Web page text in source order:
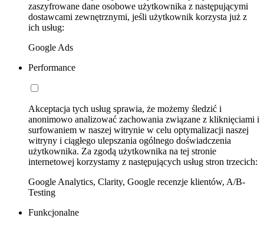
zaszyfrowane dane osobowe użytkownika z następującymi
dostawcami zewnętrznymi, jeśli użytkownik korzysta już z
ich usług:
Google Ads
Performance
Akceptacja tych usług sprawia, że możemy śledzić i
anonimowo analizować zachowania związane z kliknięciami i
surfowaniem w naszej witrynie w celu optymalizacji naszej
witryny i ciągłego ulepszania ogólnego doświadczenia
użytkownika. Za zgodą użytkownika na tej stronie
internetowej korzystamy z następujących usług stron trzecich:
Google Analytics, Clarity, Google recenzje klientów, A/B-
Testing
Funkcjonalne